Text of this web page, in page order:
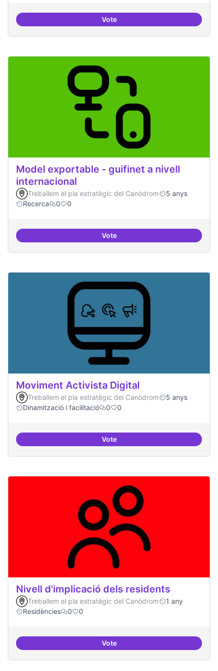
VoteMobile Social Congress
Model exportable - guifinet a nivell
internacional
Treballem el pla estratègic del Canòdrom
5 anys
Recerca
0 0
VoteModel exportable - guifinet a
Moviment Activista Digital
Treballem el pla estratègic del Canòdrom
5 anys
Dinamització i facilitació
0 0
VoteMoviment Activista Digital
Nivell d'implicació dels residents
Treballem el pla estratègic del Canòdrom
1 any
Residències
0 0
VoteNivell d'implicació dels residents